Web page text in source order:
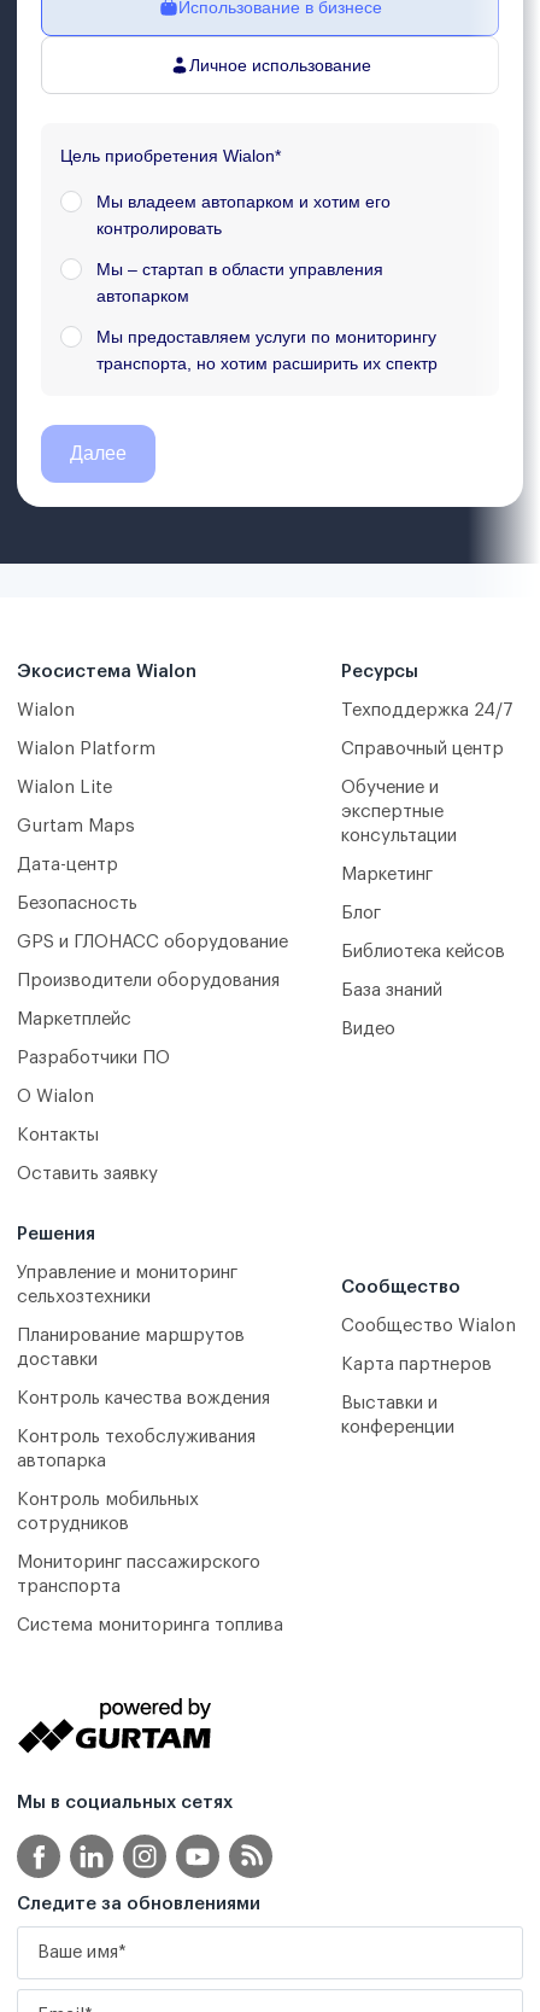
Экосистема Wialon
Wialon
Wialon Platform
Wialon Lite
Gurtam Maps
Дата-центр
Безопасность
GPS и ГЛОНАСС оборудование
Производители оборудования
Маркетплейс
Разработчики ПО
О Wialon
Контакты
Оставить заявку
Решения
Управление и мониторинг
сельхозтехники
Планирование маршрутов
доставки
Контроль качества вождения
Контроль техобслуживания
автопарка
Контроль мобильных
сотрудников
Мониторинг пассажирского
транспорта
Система мониторинга топлива
Ресурсы
Техподдержка 24/7
Справочный центр
Обучение и
экспертные
консультации
Маркетинг
Блог
Библиотека кейсов
База знаний
Видео
Сообщество
Сообщество Wialon
Карта партнеров
Выставки и
конференции
Мы в социальных сетях
Следите за обновлениями